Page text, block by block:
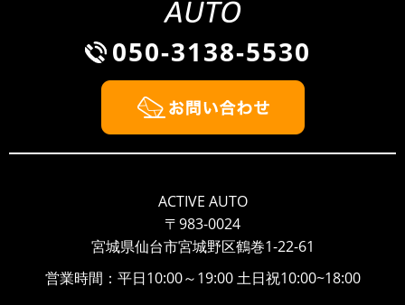
050-3138-5530
ACTIVE AUTO
〒983-0024
宮城県仙台市宮城野区鶴巻1-22-61
営業時間：平日10:00～19:00 土日祝10:00~18:00